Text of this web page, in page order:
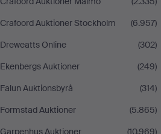
Crafoord Auktioner Stockholm
(6.957)
Dreweatts Online
(302)
Ekenbergs Auktioner
(249)
Falun Auktionsbyrå
(314)
Formstad Auktioner
(5.865)
Garpenhus Auktioner
(10.969)